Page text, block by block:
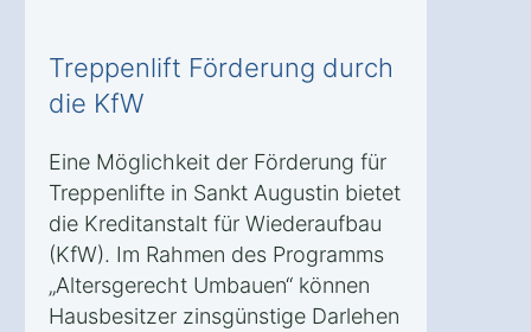
Treppenlift Förderung durch
die KfW
Eine Möglichkeit der Förderung für
Treppenlifte in Sankt Augustin bietet
die Kreditanstalt für Wiederaufbau
(KfW). Im Rahmen des Programms
„Altersgerecht Umbauen“ können
Hausbesitzer zinsgünstige Darlehen